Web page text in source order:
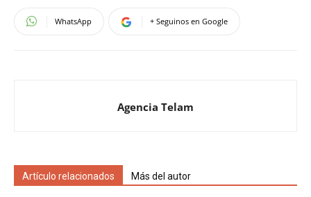
WhatsApp + Seguinos en Google
Agencia Telam
Artículo relacionados Más del autor